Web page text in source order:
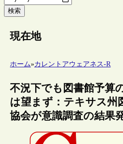
検索
現在地
ホーム»カレントアウェアネス-R
不況下でも図書館予算
は望まず：テキサス州
協会が意識調査の結果